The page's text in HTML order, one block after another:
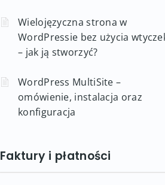
Wielojęzyczna strona w
WordPressie bez użycia
– jak ją stworzyć?
WordPress MultiSite –
omówienie, instalacja oraz
konfiguracja
Faktury i płatności